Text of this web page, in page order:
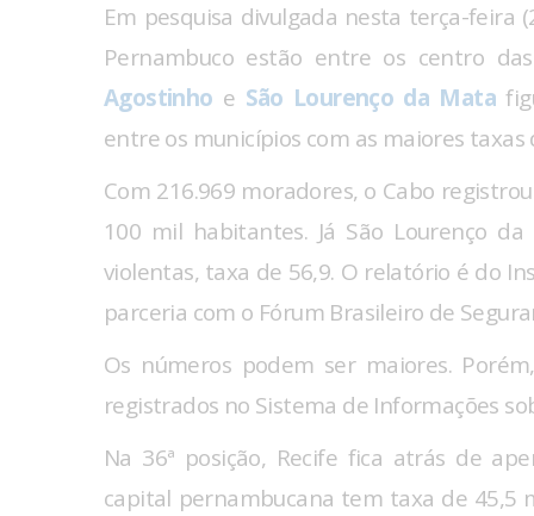
Em pesquisa divulgada nesta terça-feira
Pernambuco estão entre os centro
Agostinho e São Lourenço da Mata
entre os municípios com as maiores
Com 216.969 moradores, o Cabo
100 mil habitantes. Já São Lourenço
violentas, taxa de 56,9. O relatório é do
parceria com o Fórum Brasileiro de
Os números podem ser maiores.
registrados no Sistema de Informações
Na 36ª posição, Recife fica atrás de
capital pernambucana tem taxa de 45,5